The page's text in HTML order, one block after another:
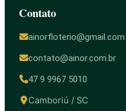
Contato
ainorfloterio@gmail.com
contato@ainor.com.br
47 9 9967 5010
Camboriú / SC